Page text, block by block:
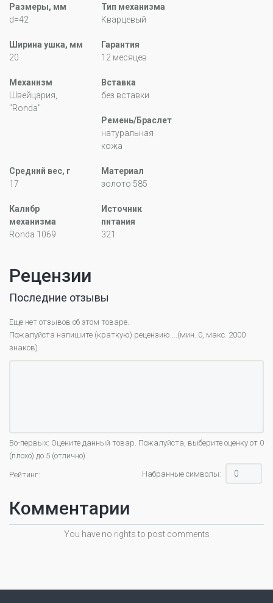
Размеры, мм
d=42
Тип механизма
Кварцевый
Ширина ушка, мм
20
Гарантия
12 месяцев
Механизм
Швейцария,
"Ronda"
Вставка
без вставки
Ремень/Браслет
натуральная
кожа
Средний вес, г
17
Материал
золото 585
Калибр
механизма
Ronda 1069
Источник
питания
321
Рецензии
Последние отзывы
Еще нет отзывов об этом товаре.
Пожалуйста напишите (краткую) рецензию....(мин. 0, макс. 2000
знаков)
Во-первых: Оцените данный товар. Пожалуйста, выберите оценку от 0
(плохо) до 5 (отлично).
Рейтинг: Набранные символы:
Комментарии
You have no rights to post comments